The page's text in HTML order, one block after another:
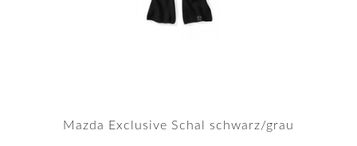
Mazda Exclusive Schal schwarz/grau